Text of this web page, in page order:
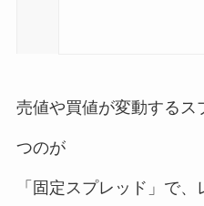
売値や買値が変動するス
つのが
「固定スプレッド」で